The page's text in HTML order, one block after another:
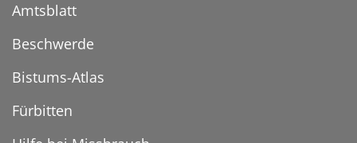
Amtsblatt
Beschwerde
Bistums-Atlas
Fürbitten